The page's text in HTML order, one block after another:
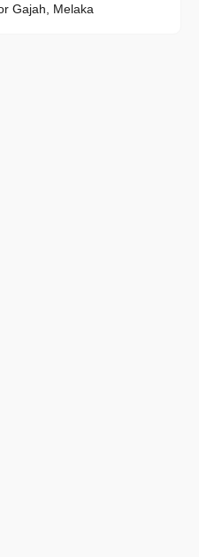
Gajah, Melaka